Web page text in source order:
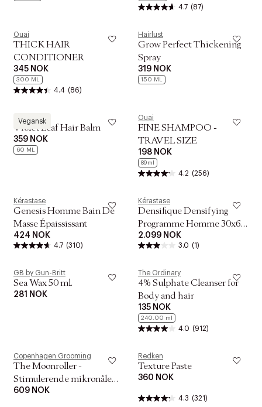
4.7 (87)
Ouai
THICK HAIR
CONDITIONER
345 NOK
300 ML
4.4 (86)
Hairlust
Grow Perfect Thickening
Spray
319 NOK
150 ML
Vegansk
Aesop
Violet Leaf Hair Balm
359 NOK
60 ML
Ouai
FINE SHAMPOO -
TRAVEL SIZE
198 NOK
89ml
4.2 (256)
Kérastase
Genesis Homme Bain De
Masse Épaississant
424 NOK
4.7 (310)
Kérastase
Densifique Densifying
Programme Homme 30x6
ml.
2.099 NOK
3.0 (1)
GB by Gun-Britt
Sea Wax 50 ml.
281 NOK
The Ordinary
4% Sulphate Cleanser for
Body and hair
135 NOK
240.00 ml
4.0 (912)
Copenhagen Grooming
The Moonroller -
Stimulerende mikronåle
mod hårtab
609 NOK
Redken
Texture Paste
360 NOK
4.3 (321)